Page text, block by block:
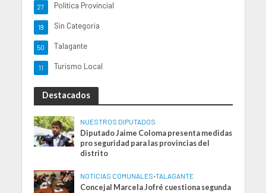
Politica Provincial
27
Sin Categoria
19
Talagante
50
Turismo Local
11
Destacados
NUESTROS DIPUTADOS
Diputado Jaime Coloma presenta medidas
pro seguridad para las provincias del
distrito
NOTICIAS COMUNALES•TALAGANTE
Concejal Marcela Jofré cuestiona segunda